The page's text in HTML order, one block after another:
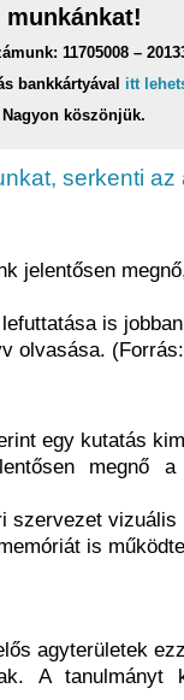
munkánkat!
11705008 –
bankkártyával itt
Nagyon köszönjük.
serkenti
jelentősen
is
olvasása. (Forrás:
egy kutatás
megnő
szervezet vizuális
is
agyterületek
A tanulmányt